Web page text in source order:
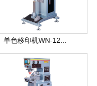
单色移印机WN-12...